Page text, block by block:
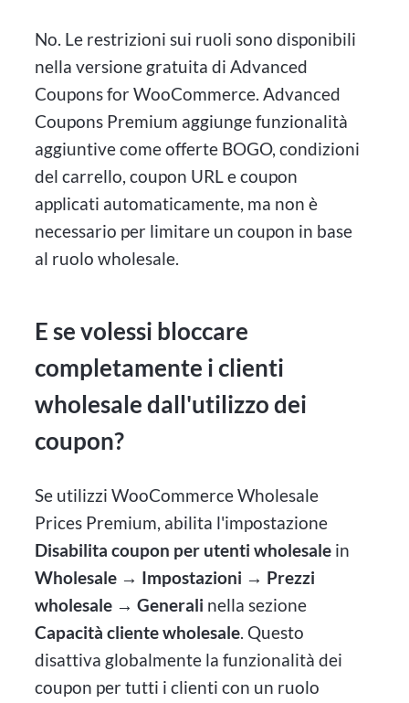
No. Le restrizioni sui ruoli sono disponibili
nella versione gratuita di Advanced
Coupons for WooCommerce. Advanced
Coupons Premium aggiunge funzionalità
aggiuntive come offerte BOGO, condizioni
del carrello, coupon URL e coupon
applicati automaticamente, ma non è
necessario per limitare un coupon in base
al ruolo wholesale.
E se volessi bloccare
completamente i clienti
wholesale dall'utilizzo dei
coupon?
Se utilizzi WooCommerce Wholesale
Prices Premium, abilita l'impostazione
Disabilita coupon per utenti wholesale in
Wholesale → Impostazioni → Prezzi
wholesale → Generali nella sezione
Capacità cliente wholesale. Questo
disattiva globalmente la funzionalità dei
coupon per tutti i clienti con un ruolo